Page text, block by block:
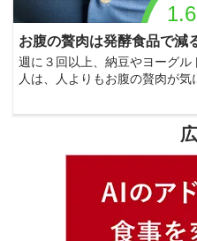
お腹の贅肉は発酵食品で減
週に３回以上、納豆やヨーグ
人は、人よりもお腹の贅肉が